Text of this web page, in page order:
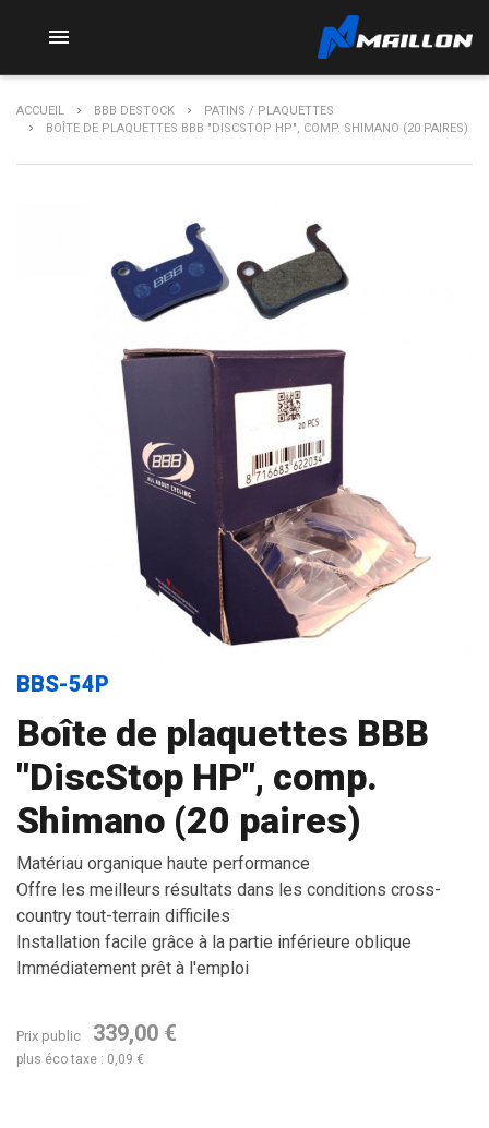

ACCUEIL BBB DESTOCK
PATINS / PLAQUETTES
BOÎTE DE PLAQUETTES BBB "DISCSTOP HP", COMP. SHIMANO (20 PAIRES)
BBS-54P
Boîte de plaquettes BBB
"DiscStop HP", comp.
Shimano (20 paires)
Matériau organique haute performance
Offre les meilleurs résultats dans les conditions cross-
country tout-terrain difficiles
Installation facile grâce à la partie inférieure oblique
Immédiatement prêt à l'emploi
Prix public 339,00 €
plus éco taxe : 0,09 €